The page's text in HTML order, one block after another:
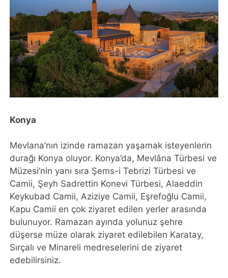
Konya
Mevlana’nın izinde ramazan yaşamak isteyenlerin
durağı Konya oluyor. Konya’da, Mevlâna Türbesi ve
Müzesi’nin yanı sıra Şems-i Tebrizi Türbesi ve
Camii, Şeyh Sadrettin Konevi Türbesi, Alaeddin
Keykubad Camii, Aziziye Camii, Eşrefoğlu Camii,
Kapu Camii en çok ziyaret edilen yerler arasında
bulunuyor. Ramazan ayında yolunuz şehre
düşerse müze olarak ziyaret edilebilen Karatay,
Sırçalı ve Minareli medreselerini de ziyaret
edebilirsiniz.